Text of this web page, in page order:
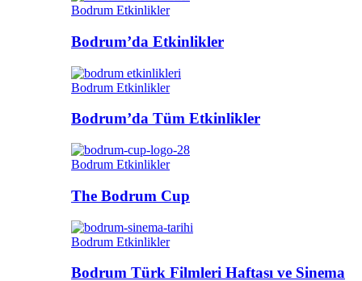
Bodrum Etkinlikler
Bodrum’da Etkinlikler
Bodrum Etkinlikler
Bodrum’da Tüm Etkinlikler
Bodrum Etkinlikler
The Bodrum Cup
Bodrum Etkinlikler
Bodrum Türk Filmleri Haftası ve Sinema